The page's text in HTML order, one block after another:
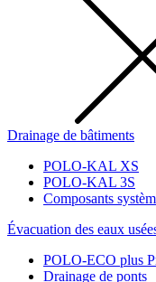
Drainage de bâtiments
POLO-KAL XS
POLO-KAL 3S
Composants
Évacuation des eaux
POLO-ECO plus
Drainage de ponts